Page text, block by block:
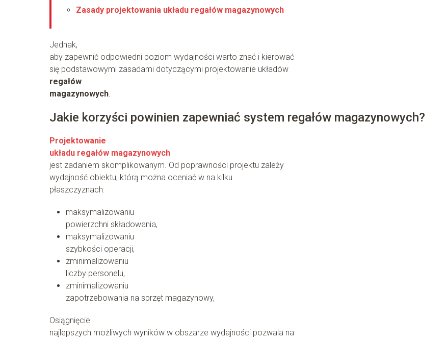
Zasady projektowania układu regałów magazynowych
Jednak,
aby zapewnić odpowiedni poziom wydajności warto znać i kierować
się podstawowymi zasadami dotyczącymi projektowanie układów
regałów
magazynowych
Jakie korzyści powinien zapewniać system regałów magazynowych?
Projektowanie
układu regałów magazynowych
jest zadaniem skomplikowanym. Od poprawności projektu zależy
wydajność obiektu, którą można oceniać w na kilku
płaszczyznach:
maksymalizowaniu
powierzchni składowania,
maksymalizowaniu
szybkości operacji,
zminimalizowaniu
liczby personelu,
zminimalizowaniu
zapotrzebowania na sprzęt magazynowy,
Osiągnięcie
najlepszych możliwych wyników w obszarze wydajności pozwala na